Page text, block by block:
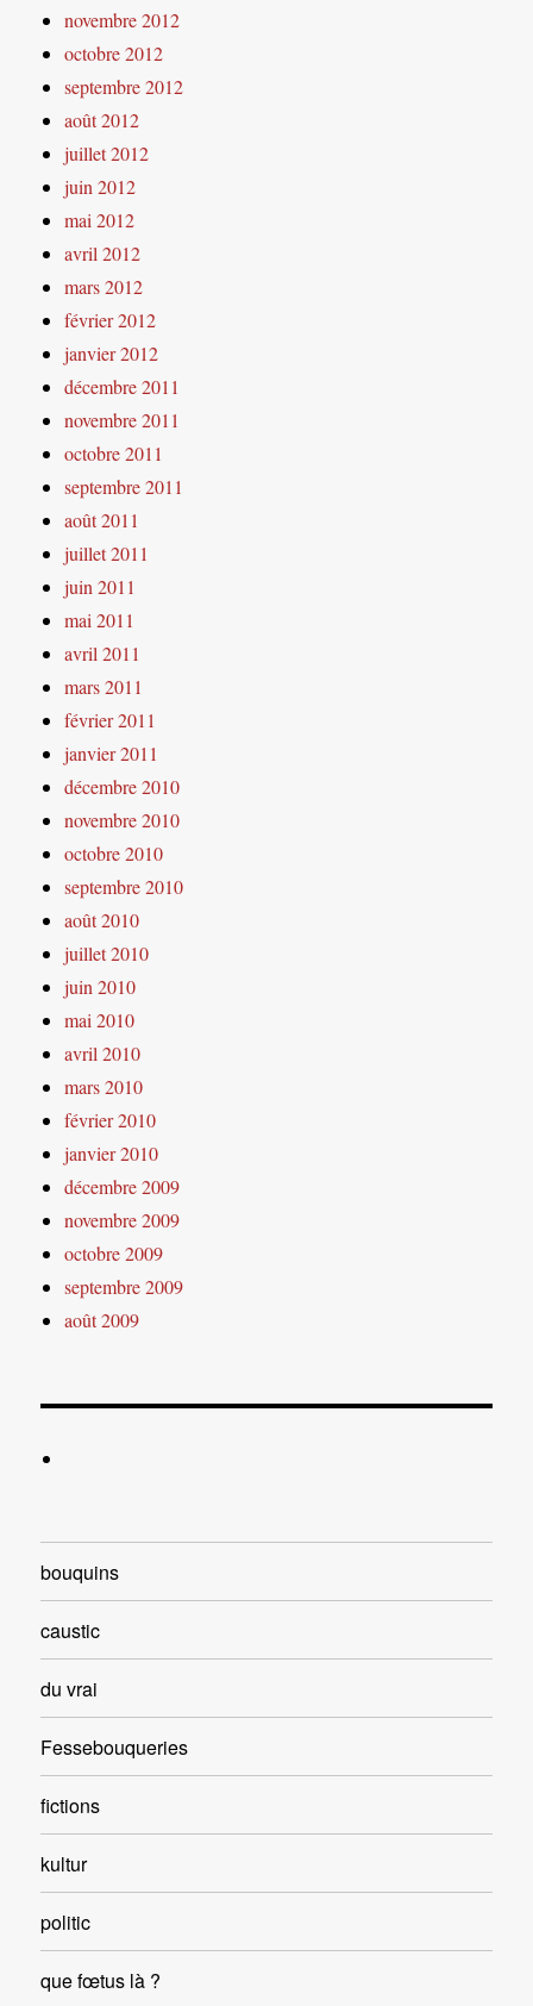
novembre 2012
octobre 2012
septembre 2012
août 2012
juillet 2012
juin 2012
mai 2012
avril 2012
mars 2012
février 2012
janvier 2012
décembre 2011
novembre 2011
octobre 2011
septembre 2011
août 2011
juillet 2011
juin 2011
mai 2011
avril 2011
mars 2011
février 2011
janvier 2011
décembre 2010
novembre 2010
octobre 2010
septembre 2010
août 2010
juillet 2010
juin 2010
mai 2010
avril 2010
mars 2010
février 2010
janvier 2010
décembre 2009
novembre 2009
octobre 2009
septembre 2009
août 2009
bouquins
caustic
du vrai
Fessebouqueries
fictions
kultur
politic
que fœtus là ?